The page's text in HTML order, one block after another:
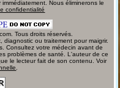
Nous éliminerons le
confidentialité
Tous droits réservés.
ou traitement pour maigrir.
Consultez votre médecin avant de
problèmes de santé. L'auteur de ce
le lecteur fait de son contenu. Voir